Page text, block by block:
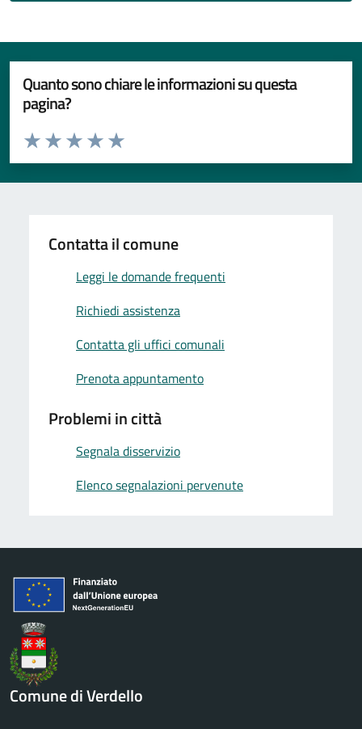
Quanto sono chiare le informazioni su questa
pagina?
Valuta da 1 a 5 stelle la pagina
Valuta 5 stelle su 5
Valuta 4 stelle su 5
Valuta 3 stelle su 5
Valuta 2 stelle su 5
Valuta 1 stelle su 5
Contatta il comune
Leggi le domande frequenti
Richiedi assistenza
Contatta gli uffici comunali
Prenota appuntamento
Problemi in città
Segnala disservizio
Elenco segnalazioni pervenute
Comune di Verdello